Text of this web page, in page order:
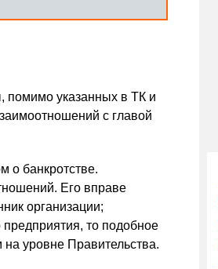
помимо указанных в ТК и
с главой
о банкротстве.
Его вправе
организации;
то подобное
уровне Правительства.